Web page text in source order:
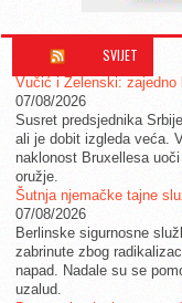
SVIJET
Vučić i Zelenski: zajedno
07/08/2026
Susret predsjednika
ali je dobit izgleda veća.
naklonost Bruxellesa
oružje.
Šutnja njemačke tajne
07/08/2026
Berlinske sigurnosne
zabrinute zbog
napad. Nadale su se
uzalud.